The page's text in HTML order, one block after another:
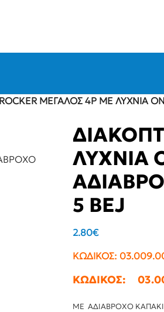
ΜΕΓΑΛΟΣ 4P ΜΕ ΛΥΧΝΙΑ
ΛΥΧΝΙΑ
5 BEJ
2.80€
ΚΩΔΙΚΟΣ:
ΚΩΔΙΚΟΣ:
ΜE ΑΔΙΑΒΡΟΧΟ ΚΑΠΑΚΙ